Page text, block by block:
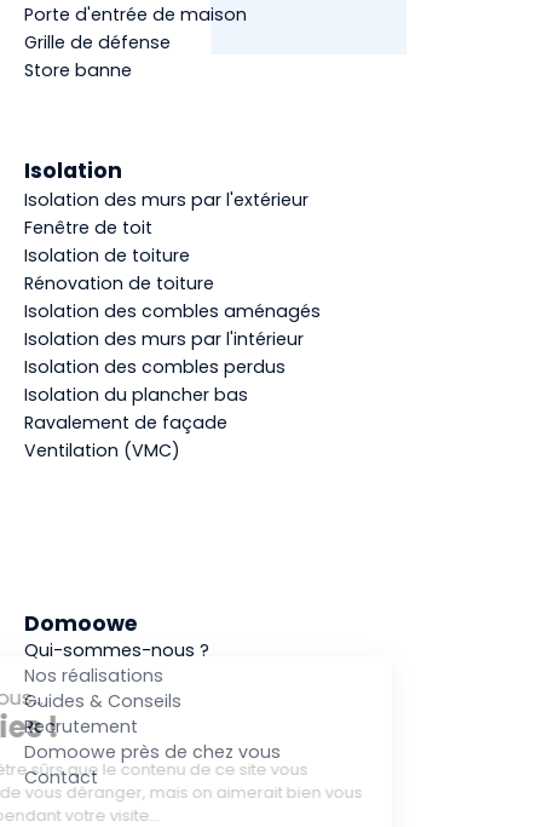
Domoowe
Qui-sommes-nous ?
Nos réalisations
Guides & Conseils
Recrutement
Domoowe près de chez vous
Contact
Porte d'entrée de maison
Grille de défense
Store banne
Isolation
Isolation des murs par l'extérieur
Fenêtre de toit
Isolation de toiture
Rénovation de toiture
Isolation des combles aménagés
Isolation des murs par l'intérieur
Isolation des combles perdus
Isolation du plancher bas
Ravalement de façade
Ventilation (VMC)